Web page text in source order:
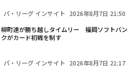
パ・リーグ インサイト 2026年8月7日 21:50
柳町達が勝ち越しタイムリー 福岡ソフトバン
クがカード初戦を制す
パ・リーグ インサイト 2026年8月7日 21:17